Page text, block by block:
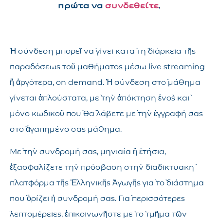
πρώτα να συνδεθείτε.
Ἡ σύνδεση μπορεῖ νὰ γίνει κατὰ τὴ διάρκεια τῆς
παραδόσεως τοῦ μαθήματος μέσω live streaming
ἢ ἀργότερα, on demand. Ἡ σύνδεση στὸ μάθημα
γίνεται ἁπλούστατα, μὲ τὴν ἀπόκτηση ἑνὸς καὶ
μόνο κωδικοῦ ποὺ θὰ λάβετε μὲ τὴν ἐγγραφή σας
στὸ ἀγαπημένο σας μάθημα.
Μὲ τὴν συνδρομή σας, μηνιαία ἢ ἐτήσια,
ἐξασφαλίζετε τὴν πρόσβαση στὴν διαδικτυακὴ
πλατφόρμα τῆς Ἑλληνικῆς Ἀγωγῆς γιὰ τὸ διάστημα
ποὺ ὁρίζει ἡ συνδρομή σας. Γιὰ περισσότερες
λεπτομέρειες, ἐπικοινωνῆστε μὲ τὸ τμῆμα τῶν